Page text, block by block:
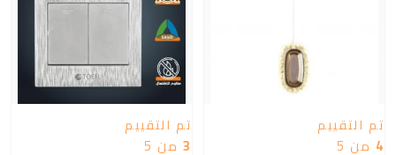
تم التقييم
4 من 5
تم التقييم
3 من 5